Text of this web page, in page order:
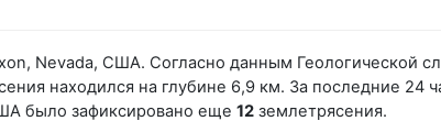
Nevada, США. Согласно данным Геологической
находился на глубине 6,9 км. За последние 24
было зафиксировано еще 12землетрясения.